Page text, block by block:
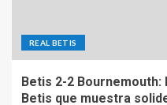
REAL BETIS
Betis 2-2 Bournemouth:
Betis que muestra